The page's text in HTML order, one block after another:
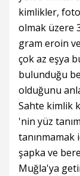
kimlikler,
olmak üzere
gram eroin
çok az eşya
bulunduğu
olduğunu
Sahte kimlik
'nin yüz
tanınmamak
şapka ve
Muğla'ya